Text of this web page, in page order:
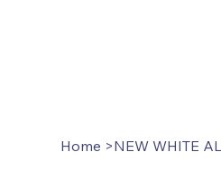
Home >NEW WHITE